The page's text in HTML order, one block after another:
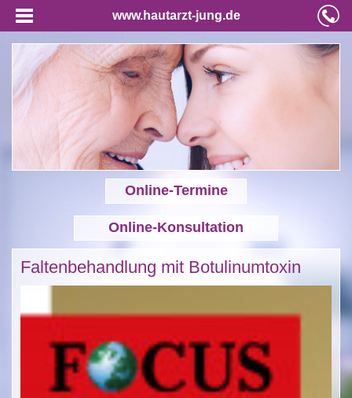
www.hautarzt-jung.de
Online-Termine
Online-Konsultation
Faltenbehandlung mit Botulinumtoxin